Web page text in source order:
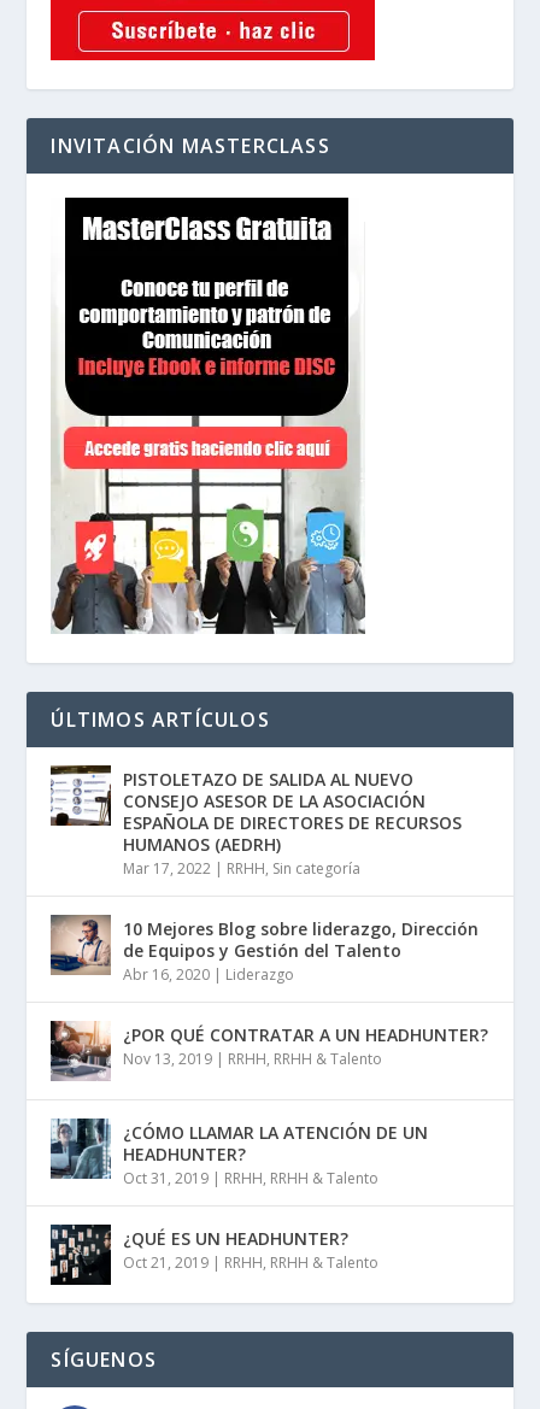
INVITACIÓN MASTERCLASS
ÚLTIMOS ARTÍCULOS
PISTOLETAZO DE SALIDA AL NUEVO
CONSEJO ASESOR DE LA ASOCIACIÓN
ESPAÑOLA DE DIRECTORES DE RECURSOS
HUMANOS (AEDRH)
Mar 17, 2022 | RRHH, Sin categoría
10 Mejores Blog sobre liderazgo, Dirección
de Equipos y Gestión del Talento
Abr 16, 2020 | Liderazgo
¿POR QUÉ CONTRATAR A UN HEADHUNTER?
Nov 13, 2019 | RRHH, RRHH & Talento
¿CÓMO LLAMAR LA ATENCIÓN DE UN
HEADHUNTER?
Oct 31, 2019 | RRHH, RRHH & Talento
¿QUÉ ES UN HEADHUNTER?
Oct 21, 2019 | RRHH, RRHH & Talento
SÍGUENOS